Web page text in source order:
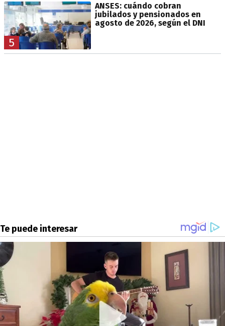
5
ANSES: cuándo cobran
jubilados y pensionados en
agosto de 2026, según el DNI